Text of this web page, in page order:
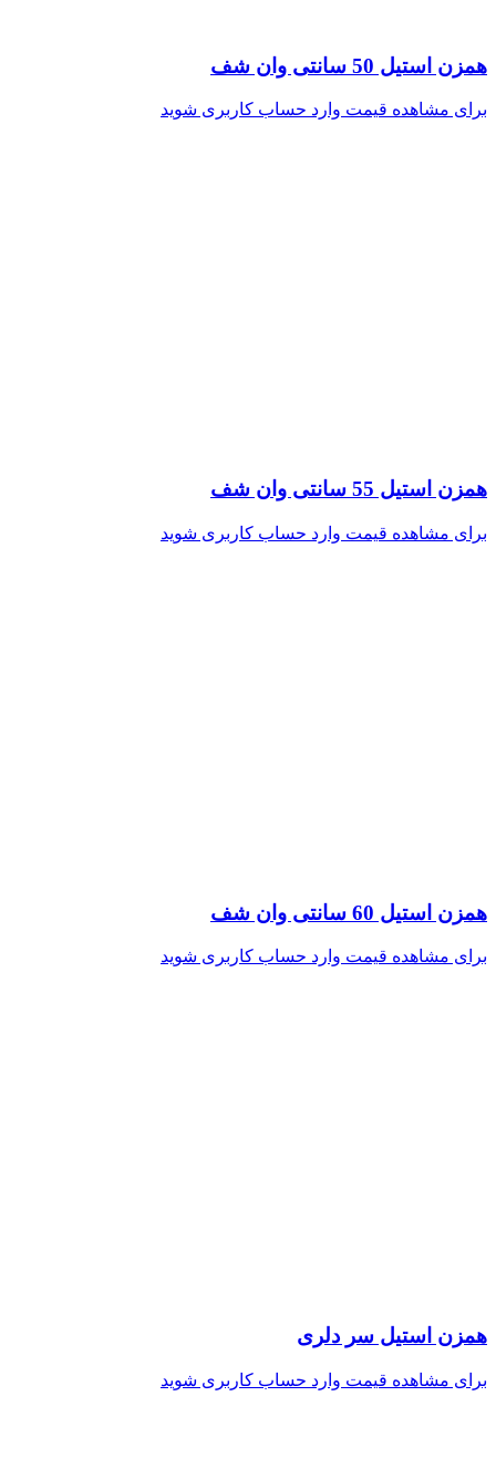
همزن استیل 50 سانتی وان شف
برای مشاهده قیمت وارد حساب کاربری شوید
همزن استیل 55 سانتی وان شف
برای مشاهده قیمت وارد حساب کاربری شوید
همزن استیل 60 سانتی وان شف
برای مشاهده قیمت وارد حساب کاربری شوید
همزن استیل سر دلری
برای مشاهده قیمت وارد حساب کاربری شوید